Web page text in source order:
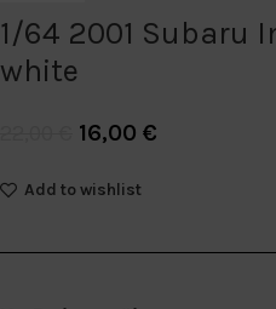
1/64 2001 Subaru
white
16,00 €
Add to wishlist